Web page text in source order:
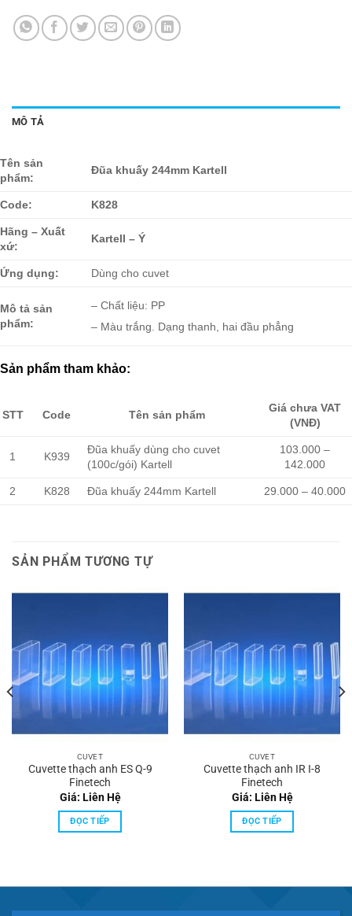
MÔ TẢ
Tên sản
phẩm:
Đũa khuấy 244mm Kartell
Code: K828
Hãng – Xuất
xứ:
Kartell – Ý
Ứng dụng: Dùng cho cuvet
Mô tả sản
phẩm:
– Chất liệu: PP
– Màu trắng. Dạng thanh, hai đầu phẳng
Sản phẩm tham khảo:
STT Code Tên sản phẩm
Giá chưa VAT
(VNĐ)
1 K939
Đũa khuấy dùng cho cuvet
(100c/gói) Kartell
103.000 –
142.000
2 K828 Đũa khuấy 244mm Kartell 29.000 – 40.000
SẢN PHẨM TƯƠNG TỰ
CUVET
Cuvette thạch anh ES Q-9
Finetech
Giá: Liên Hệ
ĐỌC TIẾP
CUVET
Cuvette thạch anh IR I-8
Finetech
Giá: Liên Hệ
ĐỌC TIẾP